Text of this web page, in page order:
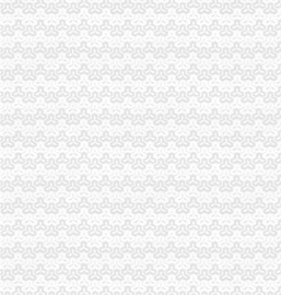
[转载]美国症专家雷久南博士:身心灵整体健
花卉园办执照
（办结）（渝北区）重庆市花卉园管理处
山东旺盛园林股份有限公司公开转让说明
[2018年]小田原花卉园签证,去小田原花卉
山水LAVIE（山水奥园）_嘉泰国际_楼盘
我花卉园,问怎么到学校去,听说385路断了
回兴办执照
户口迁入许可办理_通江县人民门户网站
居民家庭户口有哪些类型_其他_土巴兔问吧
抚州市南城县信息公开
2月起镇江本地居民可在全市范围内户口通
“海归”潮背后的“中国吸引力”——“海归”群